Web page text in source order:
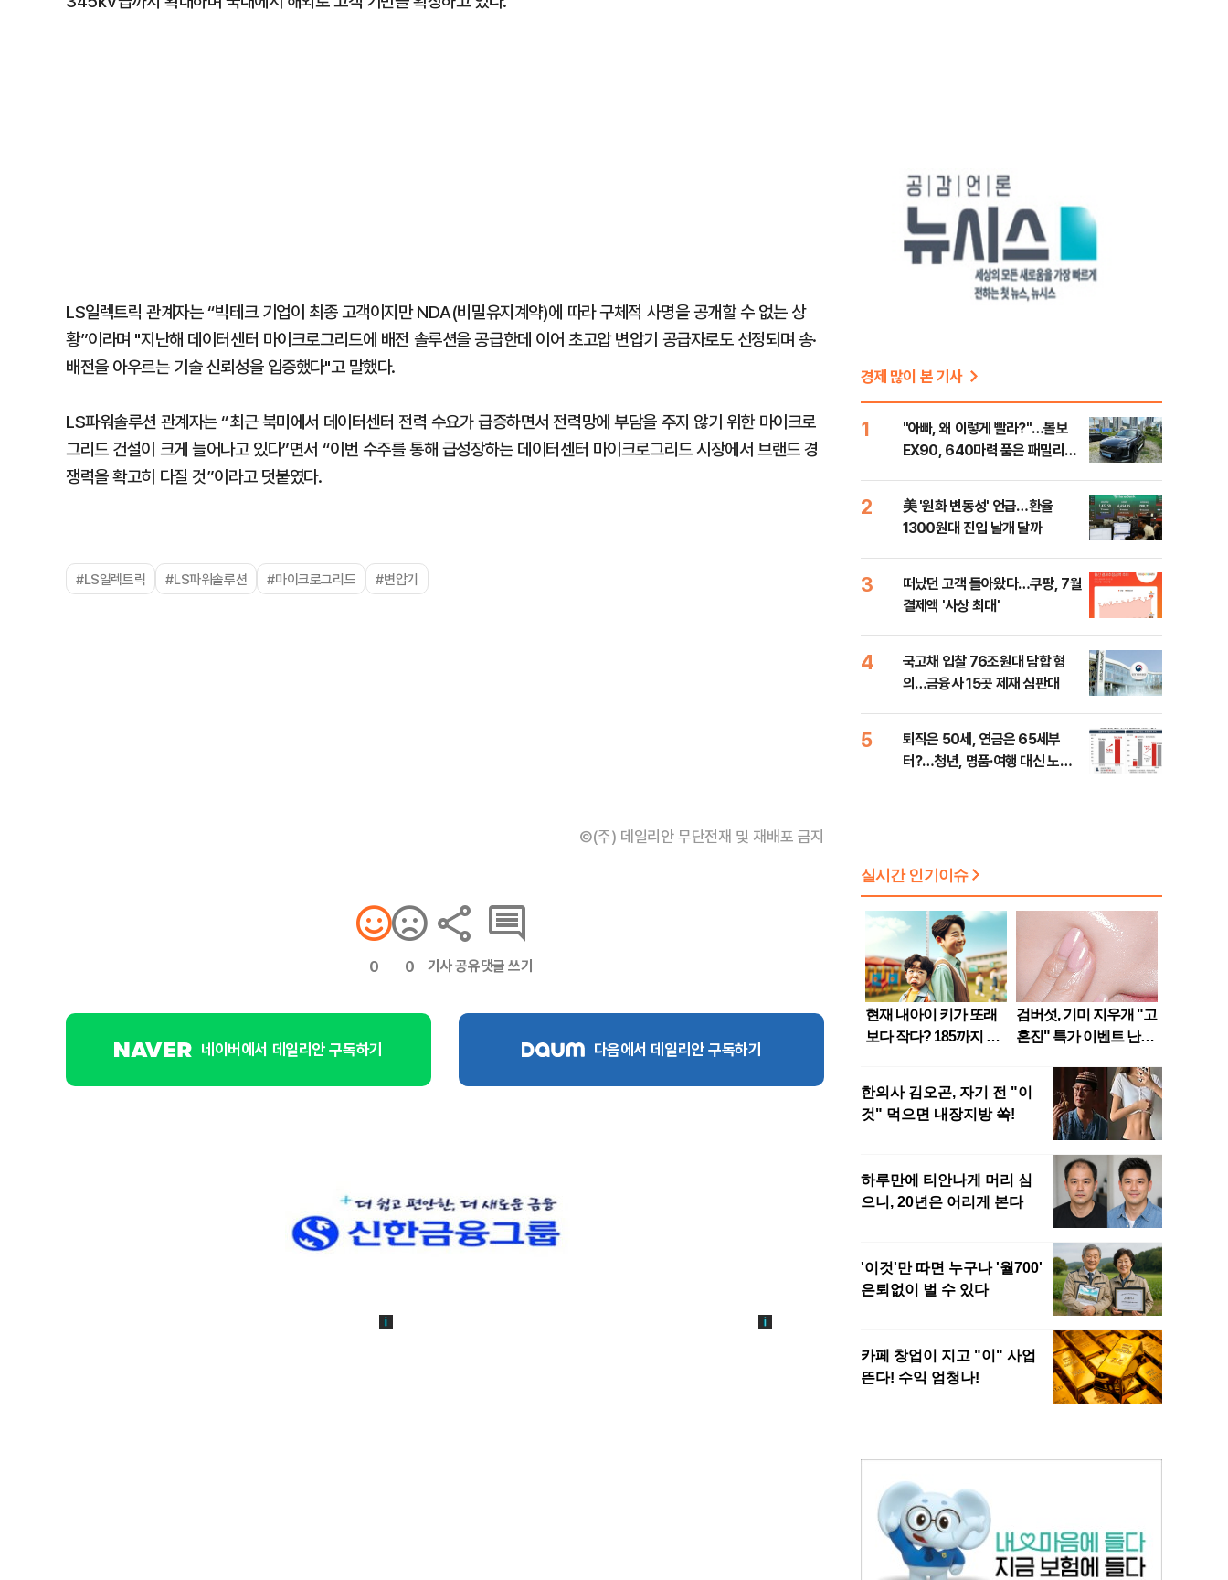
LS일렉트릭 관계자는 “빅테크 기업이 최종 고객이지만 NDA(비밀유지계약)에 따라 구체적 사명을 공개할 수 없는 상
황”이라며 "지난해 데이터센터 마이크로그리드에 배전 솔루션을 공급한데 이어 초고압 변압기 공급자로도 선정되며 송·
배전을 아우르는 기술 신뢰성을 입증했다"고 말했다.
LS파워솔루션 관계자는 “최근 북미에서 데이터센터 전력 수요가 급증하면서 전력망에 부담을 주지 않기 위한 마이크로
그리드 건설이 크게 늘어나고 있다”면서 “이번 수주를 통해 급성장하는 데이터센터 마이크로그리드 시장에서 브랜드 경
쟁력을 확고히 다질 것”이라고 덧붙였다.
#LS일렉트릭 #LS파워솔루션 #마이크로그리드 #변압기
©(주) 데일리안 무단전재 및 재배포 금지
0 0 기사 공유댓글 쓰기
네이버에서 데일리안 구독하기 다음에서 데일리안 구독하기
경제 많이 본 기사
1
"아빠, 왜 이렇게 빨라?"…볼보
EX90, 640마력 품은 패밀리카
2
美 '원화 변동성' 언급…환율
1300원대 진입 날개 달까
3
떠났던 고객 돌아왔다…쿠팡, 7월
결제액 '사상 최대'
4
국고채 입찰 76조원대 담합 혐
의…금융사 15곳 제재 심판대
5
퇴직은 50세, 연금은 65세부
터?…청년, 명품·여행 대신 노후